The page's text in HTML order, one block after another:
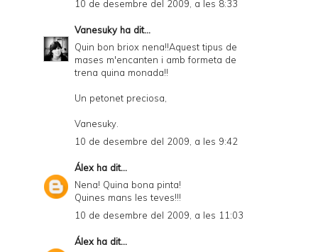
10 de desembre del 2009, a les 8:33
Vanesukyha dit...
Quin bon briox nena!!Aquest tipus de
mases m'encanten i amb formeta de
trena quina monada!!
Un petonet preciosa,
Vanesuky.
10 de desembre del 2009, a les 9:42
Álex ha dit...
Nena! Quina bona pinta!
Quines mans les teves!!!
10 de desembre del 2009, a les 11:03
Álex ha dit...